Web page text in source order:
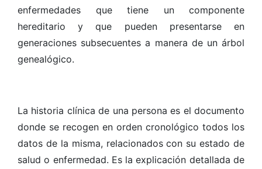
enfermedades que tiene un componente
hereditario y que pueden presentarse en
generaciones subsecuentes a manera de un árbol
genealógico.
La historia clínica de una persona es el documento
donde se recogen en orden cronológico todos los
datos de la misma, relacionados con su estado de
salud o enfermedad. Es la explicación detallada de